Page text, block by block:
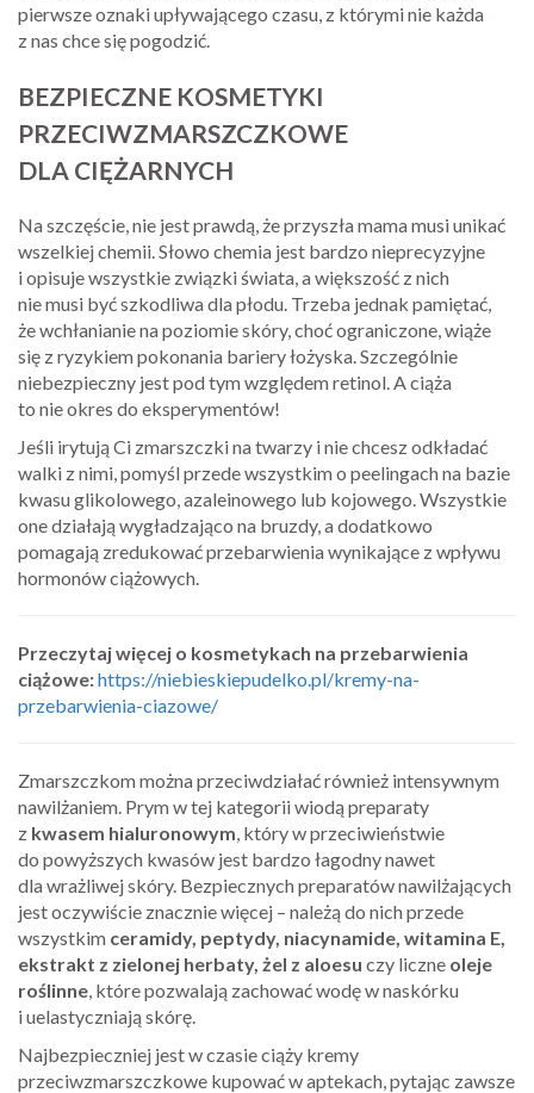
pierwsze oznaki upływającego czasu, z którymi nie każda
z nas chce się pogodzić.
BEZPIECZNE KOSMETYKI
PRZECIWZMARSZCZKOWE
DLA CIĘŻARNYCH
Na szczęście, nie jest prawdą, że przyszła mama musi unikać
wszelkiej chemii. Słowo chemia jest bardzo nieprecyzyjne
i opisuje wszystkie związki świata, a większość z nich
nie musi być szkodliwa dla płodu. Trzeba jednak pamiętać,
że wchłanianie na poziomie skóry, choć ograniczone, wiąże
się z ryzykiem pokonania bariery łożyska. Szczególnie
niebezpieczny jest pod tym względem retinol. A ciąża
to nie okres do eksperymentów!
Jeśli irytują Ci zmarszczki na twarzy i nie chcesz odkładać
walki z nimi, pomyśl przede wszystkim o peelingach na bazie
kwasu glikolowego, azaleinowego lub kojowego. Wszystkie
one działają wygładzająco na bruzdy, a dodatkowo
pomagają zredukować przebarwienia wynikające z wpływu
hormonów ciążowych.
Przeczytaj więcej o kosmetykach na przebarwienia
ciążowe:https://niebieskiepudelko.pl/kremy-na-
przebarwienia-ciazowe/
Zmarszczkom można przeciwdziałać również intensywnym
nawilżaniem. Prym w tej kategorii wiodą preparaty
z kwasem hialuronowym , który w przeciwieństwie
do powyższych kwasów jest bardzo łagodny nawet
dla wrażliwej skóry. Bezpiecznych preparatów nawilżających
jest oczywiście znacznie więcej – należą do nich przede
wszystkim ceramidy, peptydy, niacynamide, witamina E,
ekstrakt z zielonej herbaty, żel z aloesu czy liczne oleje
roślinne , które pozwalają zachować wodę w naskórku
i uelastyczniają skórę.
Najbezpieczniej jest w czasie ciąży kremy
przeciwzmarszczkowe kupować w aptekach, pytając zawsze